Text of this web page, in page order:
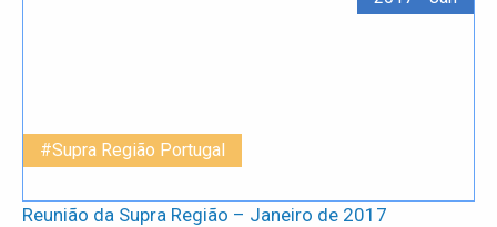
#Supra Região Portugal
Reunião da Supra Região – Janeiro de 2017